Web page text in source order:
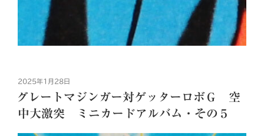
投
稿
日:
2025年1月28日
グレートマジンガー対ゲッターロボＧ 空
中大激突 ミニカードアルバム・その５